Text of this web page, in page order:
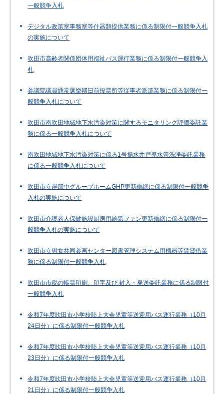
一般競争入札
デジタル政策室事務室等什器類提供業務に係る制限付一般競争入札
の実施について
吹田市高齢者関係団体用福祉バス運行業務に係る制限付一般競争入
札
参議院議員通常選挙期日前投票所等従事者派遣業務に係る制限付一
般競争入札について
吹田市南吹田地域地下水汚染対策に関するモニタリング評価委託業
務に係る一般競争入札について
南吹田地域地下水汚染対策に係る1号揚水井戸導水管洗浄委託業務
に係る一般競争入札について
吹田市立岸部中グループホームGHP更新修繕に係る制限付一般競争
入札の実施について
吹田市介護老人保健施設厨房用給気ファン更新修繕に係る制限付一
般競争入札の実施について
吹田市立男女共同参画センター図書管理システム用機器等賃貸借業
務に係る制限付一般競争入札
吹田市市税の帳票印刷、印字及び 封入・発送委託業務に係る制限付
一般競争入札
令和7年度吹田市小学校陸上大会児童等送迎用バス運行業務（10月
24日分）に係る制限付一般競争入札
令和7年度吹田市小学校陸上大会児童等送迎用バス運行業務（10月
23日分）に係る制限付一般競争入札
令和7年度吹田市小学校陸上大会児童等送迎用バス運行業務（10月
21日分）に係る制限付一般競争入札